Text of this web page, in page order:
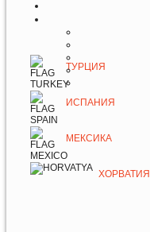
ТУРЦИЯ
ИСПАНИЯ
МЕКСИКА
ХОРВАТИЯ